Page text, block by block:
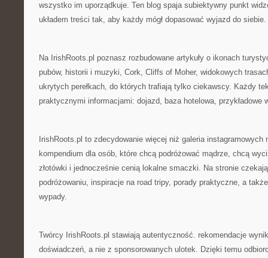
wszystko im uporządkuje. Ten blog spaja subiektywny punkt
układem treści tak, aby każdy mógł dopasować wyjazd do siebie.
Na IrishRoots.pl poznasz rozbudowane artykuły o ikonach
pubów, historii i muzyki, Cork, Cliffs of Moher, widokowych
ukrytych perełkach, do których trafiają tylko ciekawscy. Każdy
praktycznymi informacjami: dojazd, baza hotelowa, przykładowe
IrishRoots.pl to zdecydowanie więcej niż galeria instagramowych
kompendium dla osób, które chcą podróżować mądrze, chcą
złotówki i jednocześnie cenią lokalne smaczki. Na stronie
podróżowaniu, inspiracje na road tripy, porady praktyczne, a
wypady.
Twórcy IrishRoots.pl stawiają autentyczność. rekomendacje
doświadczeń, a nie z sponsorowanych ulotek. Dzięki temu